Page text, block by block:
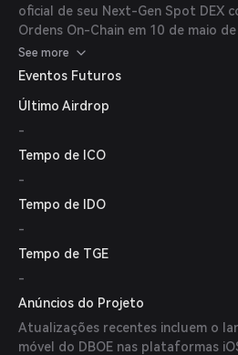
oficial de seu Next-Gen Spot DEX
Ordens On-Chain em 10 de maio
programa Chainlink BUILD em 26
aprimorar o acesso e expandir seu
See more
Eventos Futuros
Último Airdrop
-
Tempo de ICO
-
Tempo de IDO
-
Tempo de TGE
-
Anúncios do Projeto
Atualizações recentes incluem o
móvel do DBOE nas plataformas